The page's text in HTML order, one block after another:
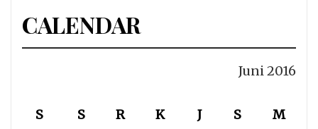
CALENDAR
Juni 2016
S S R K J S M